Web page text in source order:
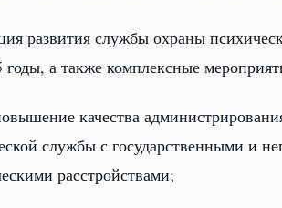
развития службы охраны
а также комплексные
качества
службы с государственными и
расстройствами;